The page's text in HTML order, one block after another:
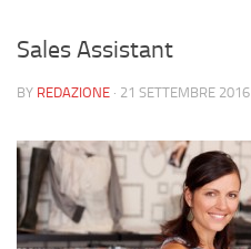
Sales Assistant
BY REDAZIONE · 21 SETTEMBRE 2016